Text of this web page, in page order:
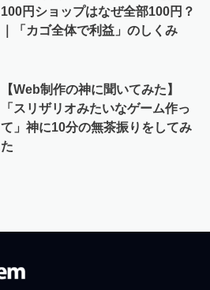
100円ショップはなぜ全部100円？
｜「カゴ全体で利益」のしくみ
【Web制作の神に聞いてみた】
「スリザリオみたいなゲーム作っ
て」神に10分の無茶振りをしてみ
た